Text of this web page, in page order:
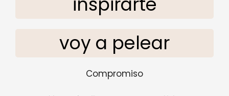
voy a pelear
Compromiso